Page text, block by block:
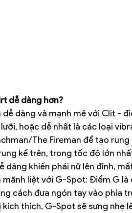
dễ dàng hơn?
dễ dàng và mạnh mẽ với Clit -
hoặc dễ nhất là các loại
The Fireman để tạo
kể trên, trong tốc độ lớn
dàng khiến phái nữ lên đỉnh,
mãnh liệt với G-Spot: Điểm G
cách đưa ngón tay vào phía
thích, G-Spot sẽ sưng nhẹ